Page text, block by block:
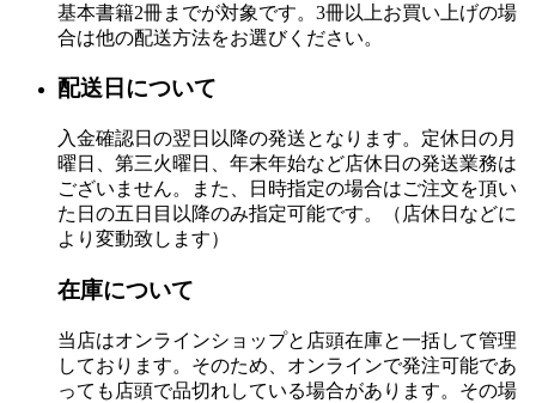
基本書籍2冊までが対象です。3冊以上お買い上げの場
合は他の配送方法をお選びください。
配送日について
入金確認日の翌日以降の発送となります。定休日の月
曜日、第三火曜日、年末年始など店休日の発送業務は
ございません。また、日時指定の場合はご注文を頂い
た日の五日目以降のみ指定可能です。（店休日などに
より変動致します）
在庫について
当店はオンラインショップと店頭在庫と一括して管理
しております。そのため、オンラインで発注可能であ
っても店頭で品切れしている場合があります。その場